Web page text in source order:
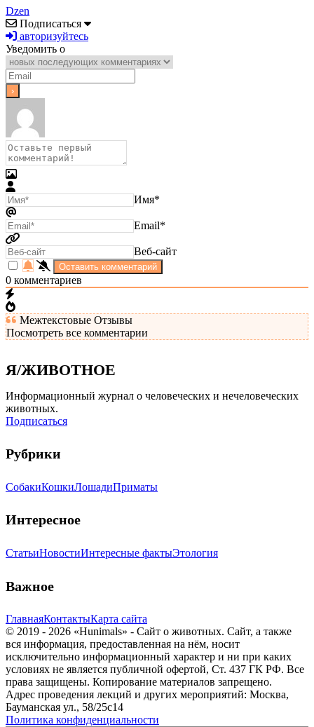
Dzen
Подписаться
авторизуйтесь
Уведомить о
Имя*
Email*
Веб-сайт
0 комментариев
Межтекстовые Отзывы
Посмотреть все комментарии
Я/ЖИВОТНОЕ
Информационный журнал о человеческих и нечеловеческих
животных.
Подписаться
Рубрики
СобакиКошкиЛошадиПриматы
Интересное
СтатьиНовостиИнтересные фактыЭтология
Важное
ГлавнаяКонтактыКарта сайта
© 2019 - 2026 «Hunimals» - Сайт о животных. Сайт, а также
вся информация, предоставленная на нём, носит
исключительно информационный характер и ни при каких
условиях не является публичной офертой, Ст. 437 ГК РФ. Все
права защищены. Копирование материалов запрещено.
Адрес проведения лекций и других мероприятий: Москва,
Бауманская ул., 58/25с14
Политика конфиденциальности